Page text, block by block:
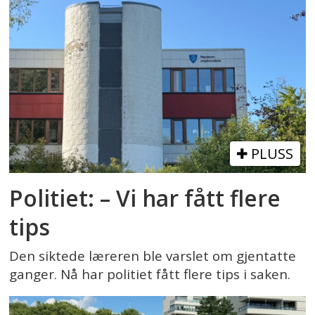
PLUSS
Politiet: – Vi har fått flere
tips
Den siktede læreren ble varslet om gjentatte
ganger. Nå har politiet fått flere tips i saken.